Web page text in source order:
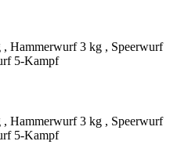
Hammerwurf 3 kg , Speerwurf
5-Kampf
Hammerwurf 3 kg , Speerwurf
5-Kampf